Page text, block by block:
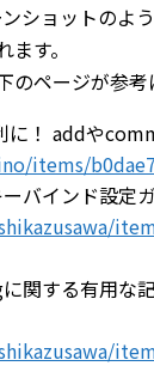
ショットのよ
す。
ページが参考
に！ addや
items/
バインド設定
関する有用な